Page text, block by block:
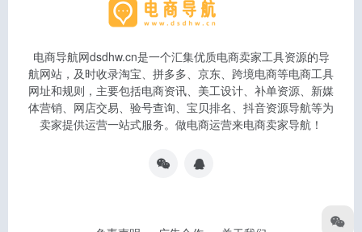
电商导航网dsdhw.cn是一个汇集优质电商卖家工具资源的导
航网站，及时收录淘宝、拼多多、京东、跨境电商等电商工具
网址和规则，主要包括电商资讯、美工设计、补单资源、新媒
体营销、网店交易、验号查询、宝贝排名、抖音资源导航等为
卖家提供运营一站式服务。做电商运营来电商卖家导航！